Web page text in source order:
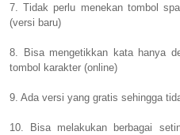
7. Tidak perlu menekan tombol
(versi baru)
8. Bisa mengetikkan kata hanya
tombol karakter (online)
9. Ada versi yang gratis sehingga
10. Bisa melakukan berbagai